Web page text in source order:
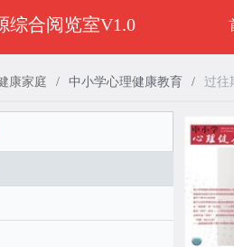
综合阅览室V1.0
康家庭 / 中小学心理健康教育 / 过往